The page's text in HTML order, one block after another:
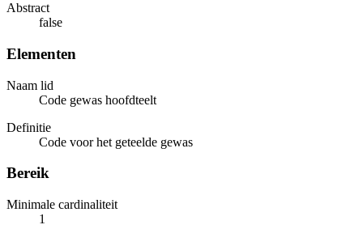
Abstract
false
Elementen
Naam lid
Code gewas hoofdteelt
Definitie
Code voor het geteelde gewas
Bereik
Minimale cardinaliteit
1